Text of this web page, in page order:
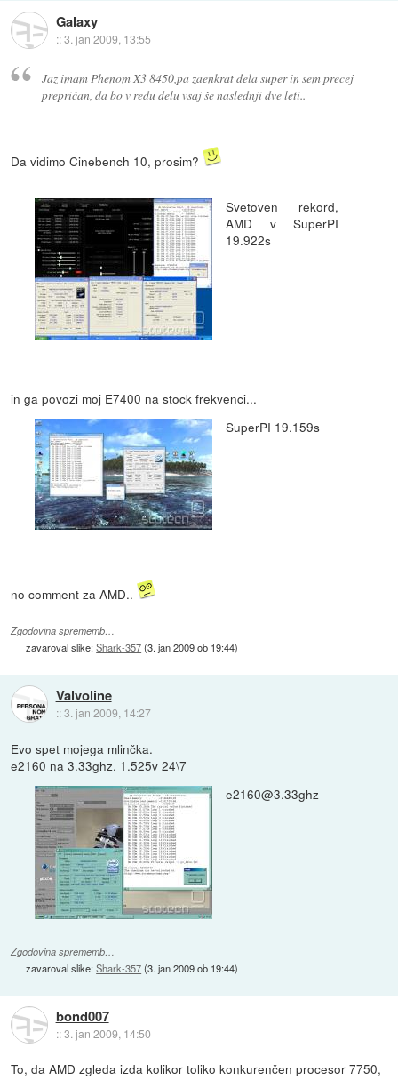
Galaxy
::3. jan 2009, 13:55
Jaz imam Phenom X3 8450,pa zaenkrat dela super in sem precej
prepričan, da bo v redu delu vsaj še naslednji dve leti..
Da vidimo Cinebench 10, prosim?
Svetoven rekord,
AMD v SuperPI
19.922s
in ga povozi moj E7400 na stock frekvenci...
SuperPI 19.159s
no comment za AMD..
Zgodovina sprememb…
zavaroval slike:Shark-357(3. jan 2009 ob 19:44)
Valvoline
::3. jan 2009, 14:27
Evo spet mojega mlinčka.
e2160 na 3.33ghz. 1.525v 24\7
e2160@3.33ghz
Zgodovina sprememb…
zavaroval slike:Shark-357(3. jan 2009 ob 19:44)
bond007
::3. jan 2009, 14:50
To, da AMD zgleda izda kolikor toliko konkurenčen procesor 7750,